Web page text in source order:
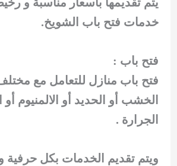
خدمات فتح باب الشويخ.
فتح باب :
فتح باب منازل للتعامل مع مختلف
الخشب أو الحديد أو الالمنيوم أو
الجرارة .
ويتم تقديم الخدمات بكل حرفية